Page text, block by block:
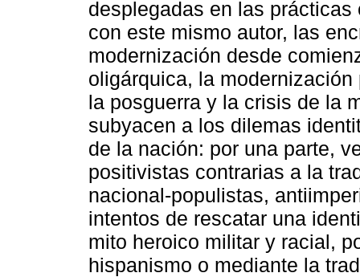
desplegadas en las
con este mismo autor, las
modernización desde
oligárquica, la
la posguerra y la crisis de la
subyacen a los dilemas
de la nación: por una parte,
positivistas contrarias a la
nacional-populistas,
intentos de rescatar una
mito heroico militar y racial,
hispanismo o mediante la